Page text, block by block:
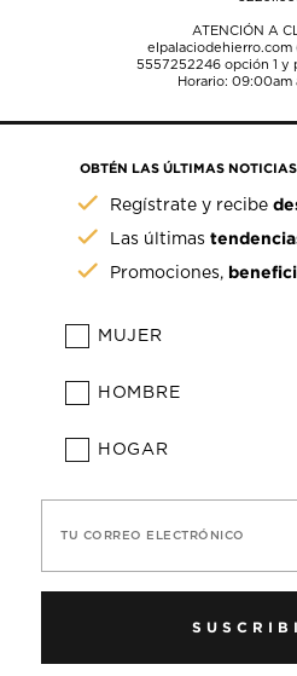
ATENCIÓN A
elpalaciodehierro.com
5557252246opción 1 y
Horario: 09:00am
OBTÉN LAS ÚLTIMAS
Regístrate y recibe
Las últimas
Promociones,
MUJER
HOMBRE
HOGAR
TU CORREO ELECTRÓNICO